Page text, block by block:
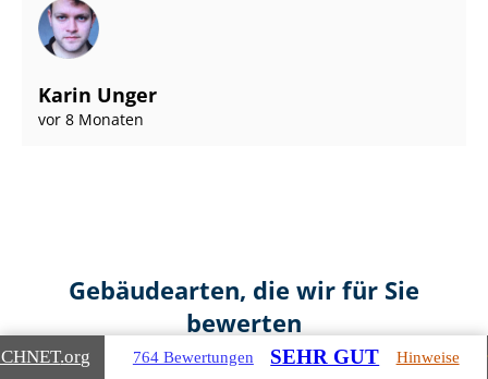
Karin Unger
vor 8 Monaten
Gebäudearten, die wir für Sie
bewerten
.org 764 Bewertungen SEHR GUT Hinweise